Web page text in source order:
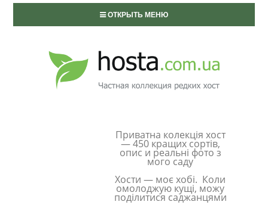
ОТКРЫТЬ МЕНЮ
Приватна колекція хост
— 450 кращих сортів,
опис и реальні фото з
мого саду
Хости — моє хобі. Коли
омолоджую кущі, можу
поділитися саджанцями